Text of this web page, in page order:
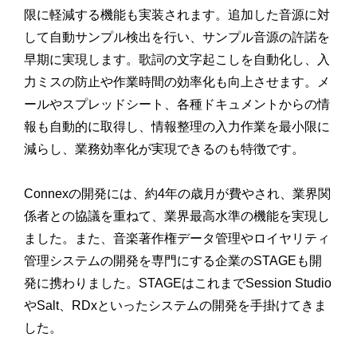
限に軽減する機能も実装されます。追加した音源に対
して自動サンプル検出を行い、サンプル音源の許諾を
早期に実現します。歌詞の文字起こしを自動化し、入
力ミスの防止や作業時間の効率化も向上させます。メ
ールやスプレッドシート、各種ドキュメントからの情
報も自動的に取得し、情報整理の入力作業を最小限に
減らし、業務効率化が実現できるのも特徴です。
Connexの開発には、約4年の歳月が費やされ、業界関
係者との協議を重ねて、業界最高水準の機能を実現し
ました。また、音楽著作権データ管理やロイヤリティ
管理システムの開発を専門にする企業のSTAGEも開
発に携わりました。STAGEはこれまでSession Studio
やSalt、RDxといったシステムの開発を手掛けてきま
した。